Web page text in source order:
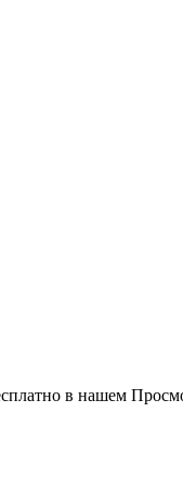
в нашем